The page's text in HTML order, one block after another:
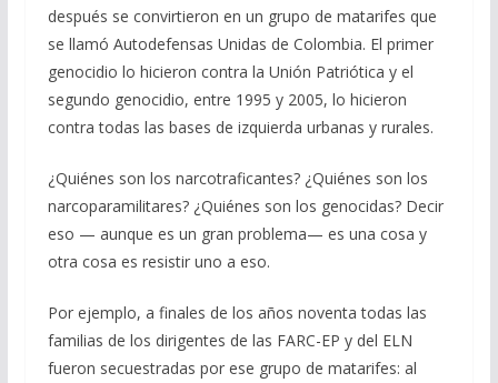
después se convirtieron en un grupo de matarifes que
se llamó Autodefensas Unidas de Colombia. El primer
genocidio lo hicieron contra la Unión Patriótica y el
segundo genocidio, entre 1995 y 2005, lo hicieron
contra todas las bases de izquierda urbanas y rurales.
¿Quiénes son los narcotraficantes? ¿Quiénes son los
narcoparamilitares? ¿Quiénes son los genocidas? Decir
eso — aunque es un gran problema— es una cosa y
otra cosa es resistir uno a eso.
Por ejemplo, a finales de los años noventa todas las
familias de los dirigentes de las FARC-EP y del ELN
fueron secuestradas por ese grupo de matarifes: al